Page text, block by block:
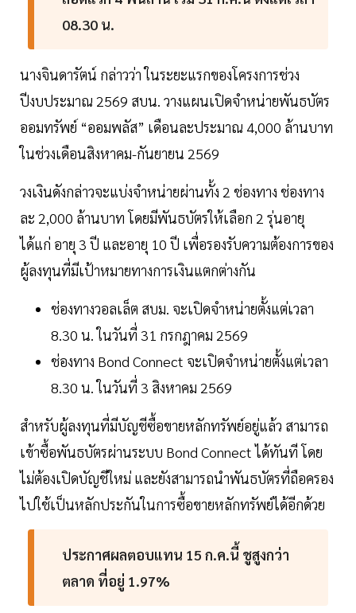
08.30 น.
นางจินดารัตน์ กล่าวว่า ในระยะแรกของโครงการช่วง
ปีงบประมาณ 2569 สบน. วางแผนเปิดจำหน่ายพันธบัตร
ออมทรัพย์ “ออมพลัส” เดือนละประมาณ 4,000 ล้านบาท
ในช่วงเดือนสิงหาคม-กันยายน 2569
วงเงินดังกล่าวจะแบ่งจำหน่ายผ่านทั้ง 2 ช่องทาง ช่องทาง
ละ 2,000 ล้านบาท โดยมีพันธบัตรให้เลือก 2 รุ่นอายุ
ได้แก่ อายุ 3 ปี และอายุ 10 ปี เพื่อรองรับความต้องการของ
ผู้ลงทุนที่มีเป้าหมายทางการเงินแตกต่างกัน
ช่องทางวอลเล็ต สบม. จะเปิดจำหน่ายตั้งแต่เวลา
8.30 น. ในวันที่ 31 กรกฎาคม 2569
ช่องทาง Bond Connect จะเปิดจำหน่ายตั้งแต่เวลา
8.30 น. ในวันที่ 3 สิงหาคม 2569
สำหรับผู้ลงทุนที่มีบัญชีซื้อขายหลักทรัพย์อยู่แล้ว สามารถ
เข้าซื้อพันธบัตรผ่านระบบ Bond Connect ได้ทันที โดย
ไม่ต้องเปิดบัญชีใหม่ และยังสามารถนำพันธบัตรที่ถือครอง
ไปใช้เป็นหลักประกันในการซื้อขายหลักทรัพย์ได้อีกด้วย
ประกาศผลตอบแทน 15 ก.ค.นี้ ชูสูงกว่า
ตลาด ที่อยู่ 1.97%